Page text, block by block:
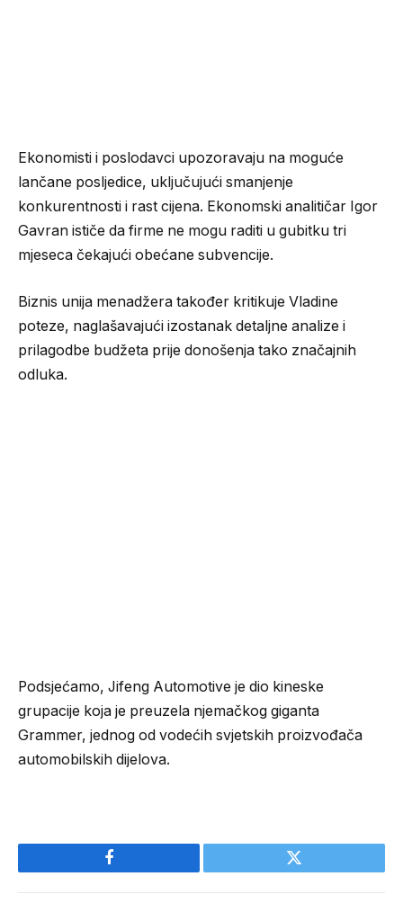
Ekonomisti i poslodavci upozoravaju na moguće
lančane posljedice, uključujući smanjenje
konkurentnosti i rast cijena. Ekonomski analitičar Igor
Gavran ističe da firme ne mogu raditi u gubitku tri
mjeseca čekajući obećane subvencije.
Biznis unija menadžera također kritikuje Vladine
poteze, naglašavajući izostanak detaljne analize i
prilagodbe budžeta prije donošenja tako značajnih
odluka.
Podsjećamo, Jifeng Automotive je dio kineske
grupacije koja je preuzela njemačkog giganta
Grammer, jednog od vodećih svjetskih proizvođača
automobilskih dijelova.
Facebook Twitter